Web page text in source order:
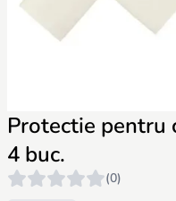
Protectie pentru
4 buc.
(0)